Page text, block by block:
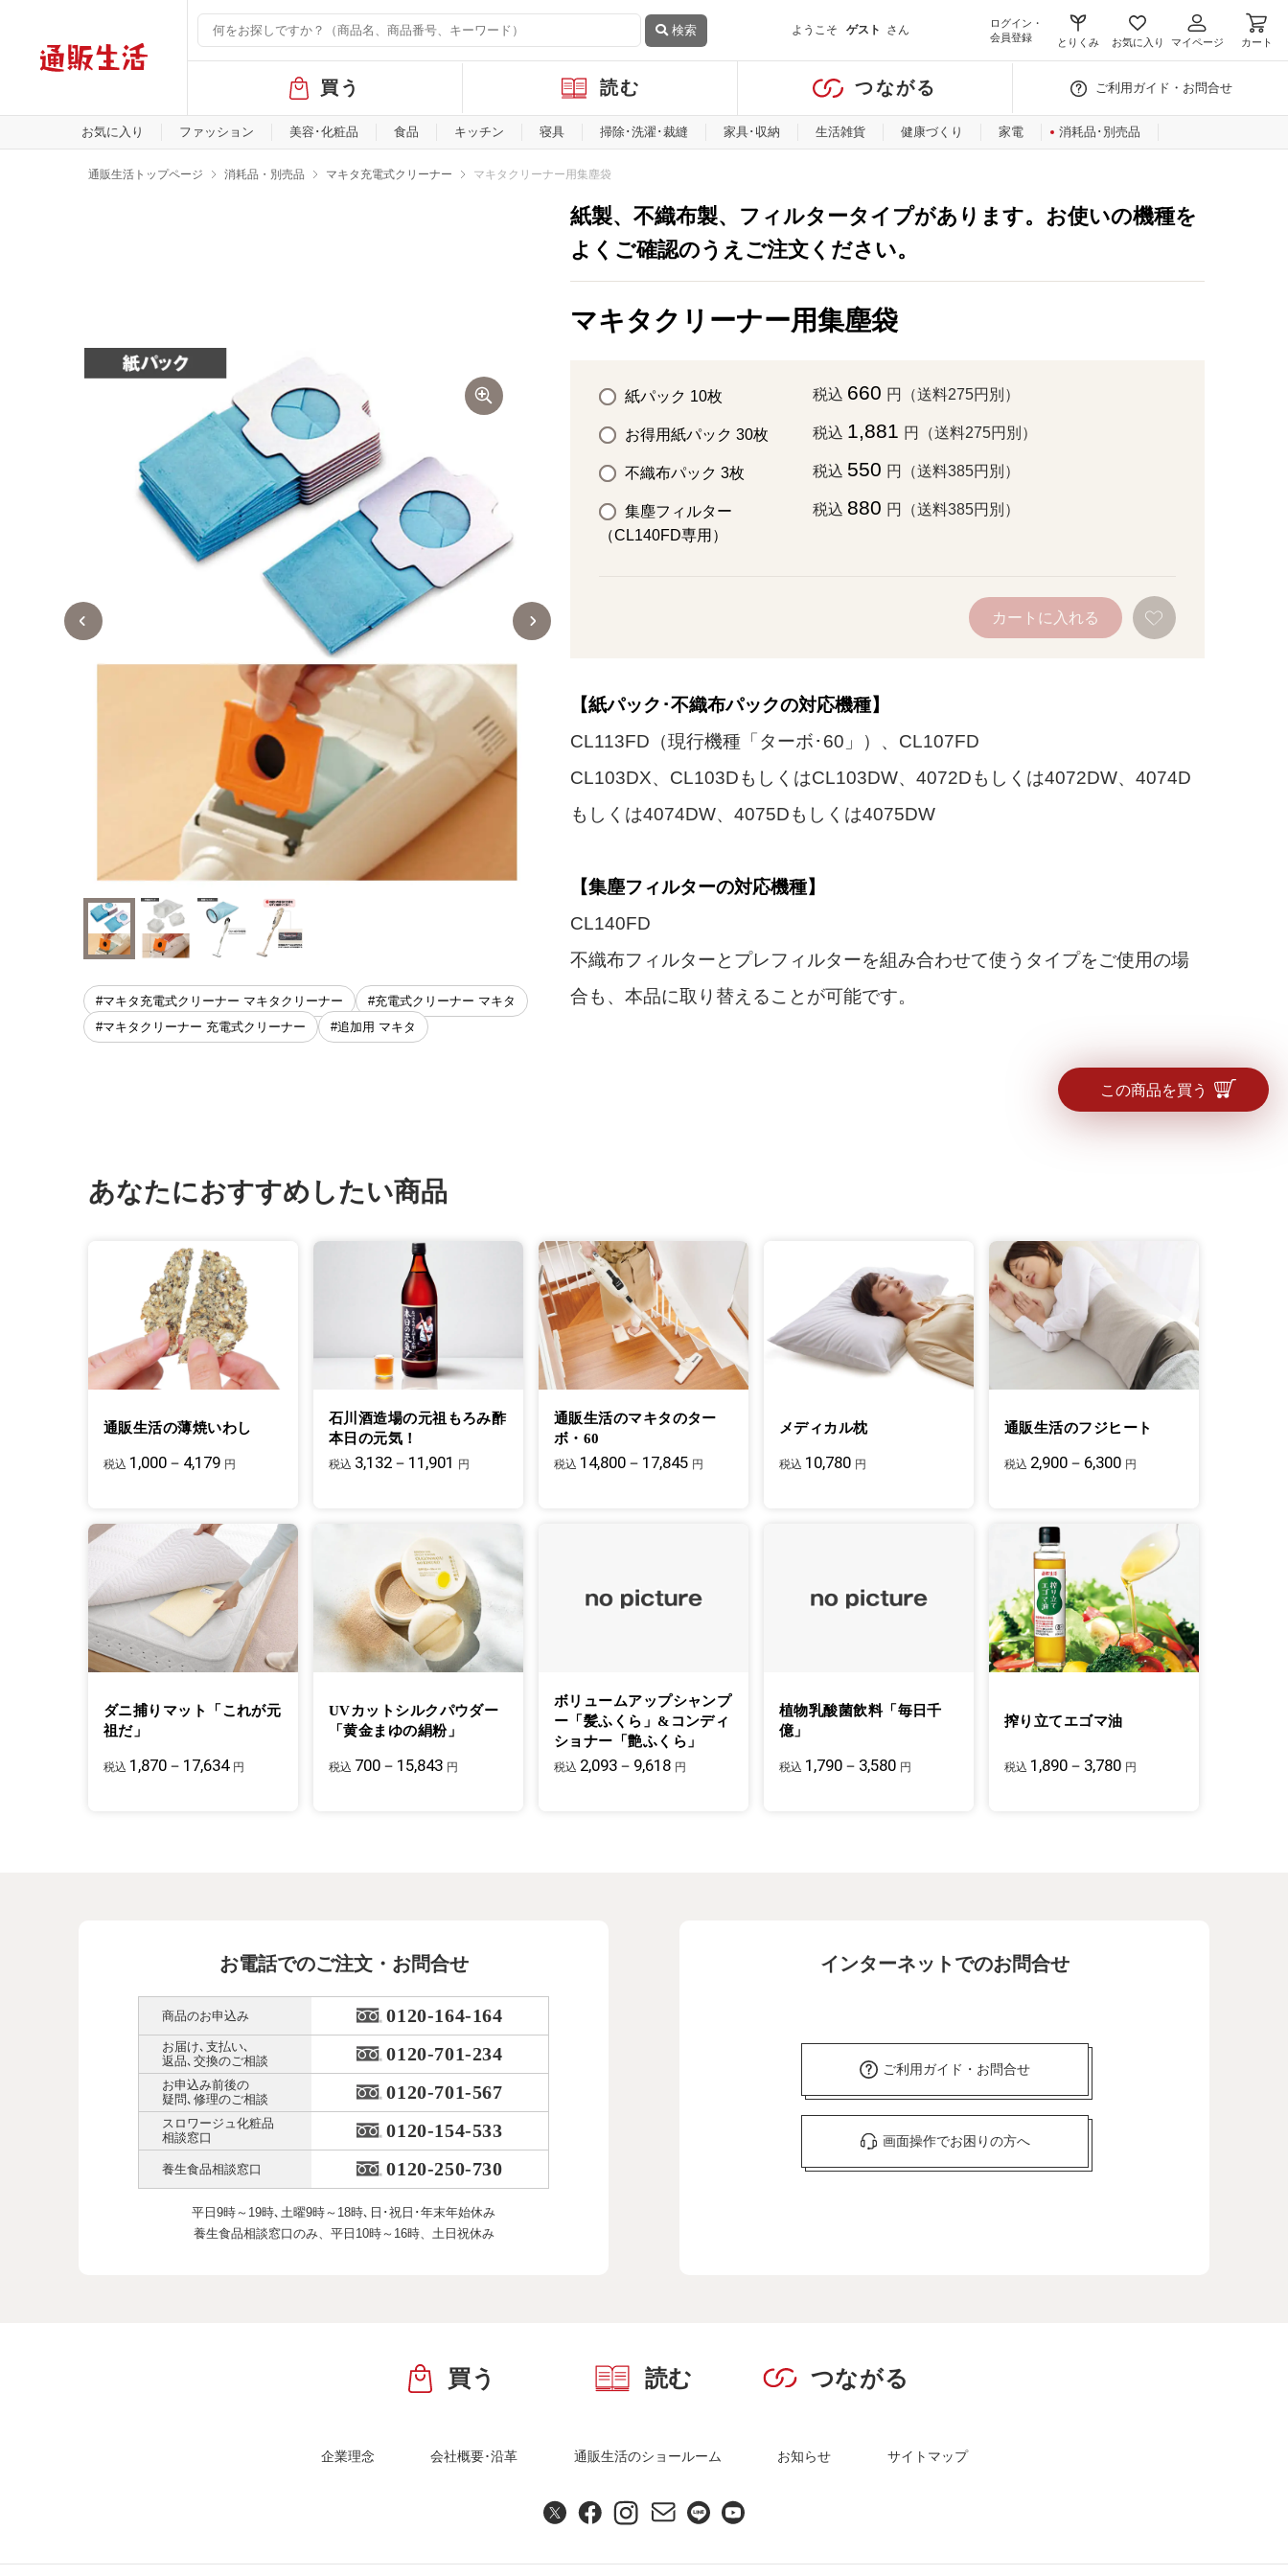
検索 ようこそ ゲスト さん
ログイン・
会員登録
とりくみ お気に入り マイページ カート
バ
ル
メ
買う 読む つながる ご利用ガイド・お問合せ
お気に入り ファッション 美容･化粧品 食品 キッチン 寝具 掃除･洗濯･裁縫 家具･収納 生活雑貨 健康づくり 家電 消耗品･別売品
通販生活トップページ 消耗品・別売品 マキタ充電式クリーナー マキタクリーナー用集塵袋
紙製、不織布製、フィルタータイプがあります。お使いの機種を
よくご確認のうえご注文ください。
#マキタ充電式クリーナー マキタクリーナー
#充電式クリーナー マキタ
#マキタクリーナー 充電式クリーナー
#追加用 マキタ
マキタクリーナー用集塵袋
紙パック 10枚 税込 660 円（送料275円別）
お得用紙パック 30枚 税込 1,881 円（送料275円別）
不織布パック 3枚 税込 550 円（送料385円別）
集塵フィルター
（CL140FD専用）
税込 880 円（送料385円別）
カートに入れる
【紙パック･不織布パックの対応機種】
CL113FD（現行機種「ターボ･60」）、CL107FD
CL103DX、CL103DもしくはCL103DW、4072Dもしくは4072DW、4074D
もしくは4074DW、4075Dもしくは4075DW
【集塵フィルターの対応機種】
CL140FD
不織布フィルターとプレフィルターを組み合わせて使うタイプをご使用の場
合も、本品に取り替えることが可能です。
この商品を買う
あなたにおすすめしたい商品
通販生活の薄焼いわし
税込 1,000－4,179 円
石川酒造場の元祖もろみ酢
本日の元気！
税込 3,132－11,901 円
通販生活のマキタのター
ボ・60
税込 14,800－17,845 円
メディカル枕
税込 10,780 円
通販生活のフジヒート
税込 2,900－6,300 円
ダニ捕りマット「これが元
祖だ」
税込 1,870－17,634 円
UVカットシルクパウダー
「黄金まゆの絹粉」
税込 700－15,843 円
ボリュームアップシャンプ
ー「髪ふくら」&コンディ
ショナー「艶ふくら」
税込 2,093－9,618 円
植物乳酸菌飲料「毎日千
億」
税込 1,790－3,580 円
搾り立てエゴマ油
税込 1,890－3,780 円
お電話でのご注文・お問合せ
商品のお申込み 0120-164-164
お届け､支払い､
返品､交換のご相談
0120-701-234
お申込み前後の
疑問､修理のご相談
0120-701-567
スロワージュ化粧品
相談窓口
0120-154-533
養生食品相談窓口 0120-250-730
平日9時～19時､土曜9時～18時､ 日･祝日･年末年始休み
養生食品相談窓口のみ、 平日10時～16時、土日祝休み
インターネットでのお問合せ
ご利用ガイド・お問合せ
画面操作でお困りの方へ
買う 読む つながる
企業理念 会社概要･沿革 通販生活のショールーム お知らせ サイトマップ